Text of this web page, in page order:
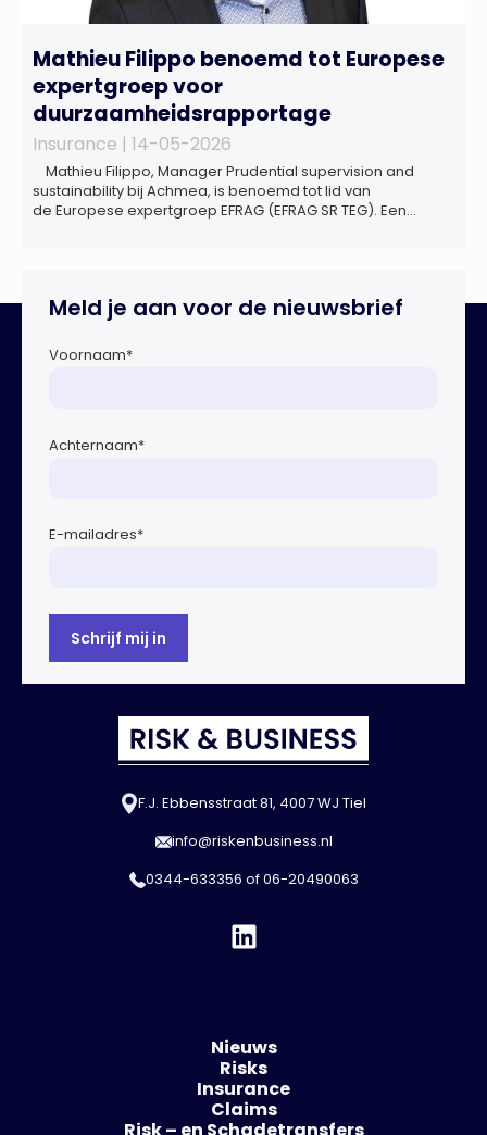
Mathieu Filippo benoemd tot Europese
expertgroep voor
duurzaamheidsrapportage
Insurance | 14-05-2026
Mathieu Filippo, Manager Prudential supervision and
sustainability bij Achmea, is benoemd tot lid van
de Europese expertgroep EFRAG (EFRAG SR TEG). Een
Europese Commissie bij het ontwikkelen van […]
Meld je aan voor de nieuwsbrief
Voornaam*
Achternaam*
E-mailadres*
F.J. Ebbensstraat 81, 4007 WJ Tiel
info@riskenbusiness.nl
0344-633356 of06-20490063
Nieuws
Risks
Insurance
Claims